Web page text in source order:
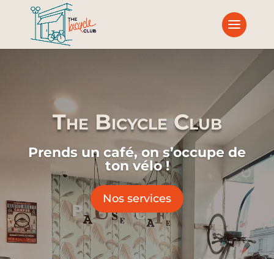
The Bicycle Club
Prends un café,on s’occupe de
ton vélo !
Nos services